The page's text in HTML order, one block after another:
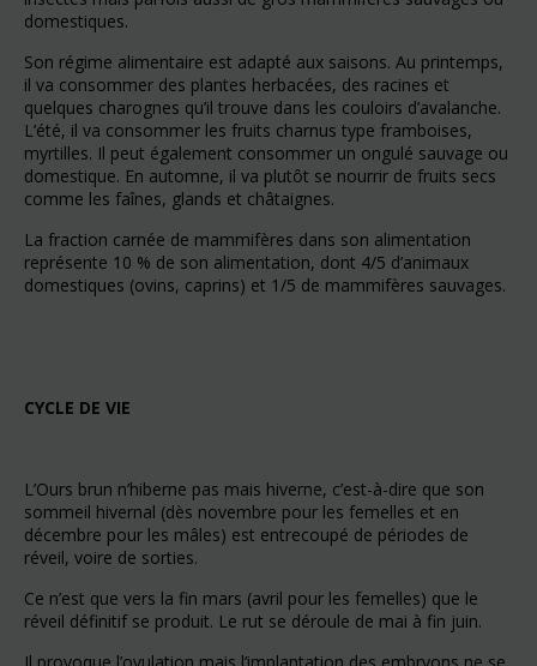
domestiques.
Son régime alimentaire est adapté aux saisons. Au printemps,
il va consommer des plantes herbacées, des racines et
quelques charognes qu’il trouve dans les couloirs d’avalanche.
L’été, il va consommer les fruits charnus type framboises,
myrtilles. Il peut également consommer un ongulé sauvage ou
domestique. En automne, il va plutôt se nourrir de fruits secs
comme les faînes, glands et châtaignes.
La fraction carnée de mammifères dans son alimentation
représente 10 % de son alimentation, dont 4/5 d’animaux
domestiques (ovins, caprins) et 1/5 de mammifères sauvages.
CYCLE DE VIE
L’Ours brun n’hiberne pas mais hiverne, c’est-à-dire que son
sommeil hivernal (dès novembre pour les femelles et en
décembre pour les mâles) est entrecoupé de périodes de
réveil, voire de sorties.
Ce n’est que vers la fin mars (avril pour les femelles) que le
réveil définitif se produit. Le rut se déroule de mai à fin juin.